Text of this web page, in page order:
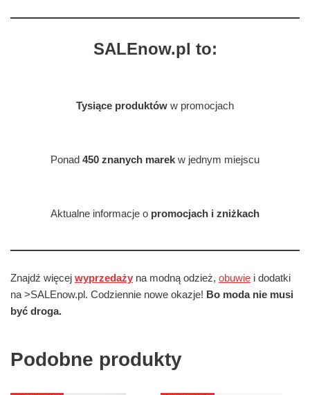
SALEnow.pl to:
Tysiące produktów w promocjach
Ponad 450 znanych marek w jednym miejscu
Aktualne informacje o promocjach i zniżkach
Znajdź więcej wyprzedaży na modną odzież, obuwie i dodatki
na >SALEnow.pl. Codziennie nowe okazje! Bo moda nie musi
być droga.
Podobne produkty